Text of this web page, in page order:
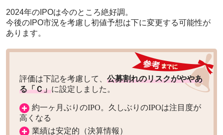
2024年のIPOは今のところ絶好調。
今後のIPO市況を考慮し初値予想は下に変更する可能性が
あります。
評価は下記を考慮して、 公募割れのリスクがややあ
る「Ｃ」に設定しました。
約一ヶ月ぶりのIPO。久しぶりのIPOは注目度が
高くなる
業績は安定的（決算情報）